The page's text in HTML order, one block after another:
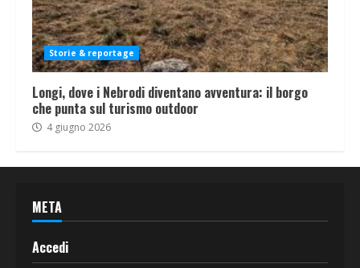
Storie & reportage
Longi, dove i Nebrodi diventano avventura: il borgo
che punta sul turismo outdoor
4 giugno 2026
META
Accedi